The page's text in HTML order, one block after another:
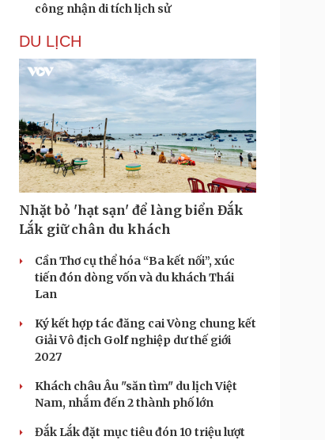
công nhận di tích lịch sử
DU LỊCH
Nhặt bỏ 'hạt sạn' để làng biển Đắk
Lắk giữ chân du khách
Cần Thơ cụ thể hóa “Ba kết nối”, xúc
tiến đón dòng vốn và du khách Thái
Lan
Ký kết hợp tác đăng cai Vòng chung kết
Giải Vô địch Golf nghiệp dư thế giới
2027
Khách châu Âu "săn tìm" du lịch Việt
Nam, nhắm đến 2 thành phố lớn
Đắk Lắk đặt mục tiêu đón 10 triệu lượt